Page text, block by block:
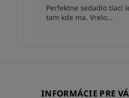
Perfektne sedadlo tlaci
tam kde ma. Vrelo...
INFORMÁCIE PRE